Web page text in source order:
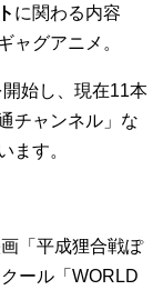
に関わる内容
ャグアニメ。
始し、現在11本
チャンネル」な
ます。
「平成狸合戦ぽ
ール「WORLD